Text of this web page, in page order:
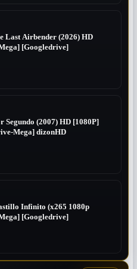
Last Airbender (2026) HD
[Googledrive]
Segundo (2007) ​HD [1080P]
Mega] dizonHD
Infinito (x265 1080p
[Googledrive]